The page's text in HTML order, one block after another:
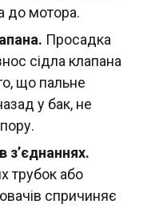
до мотора.
Просадка
сідла клапана
що пальне
у бак, не
з’єднаннях.
трубок або
спричиняє